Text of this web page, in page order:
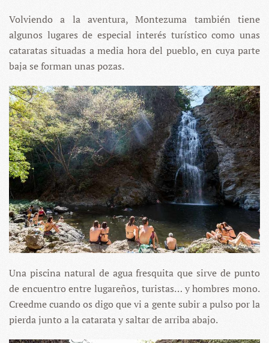
Volviendo a la aventura, Montezuma también tiene
algunos lugares de especial interés turístico como unas
cataratas situadas a media hora del pueblo, en cuya parte
baja se forman unas pozas.
Una piscina natural de agua fresquita que sirve de punto
de encuentro entre lugareños, turistas… y hombres mono.
Creedme cuando os digo que vi a gente subir a pulso por la
pierda junto a la catarata y saltar de arriba abajo.